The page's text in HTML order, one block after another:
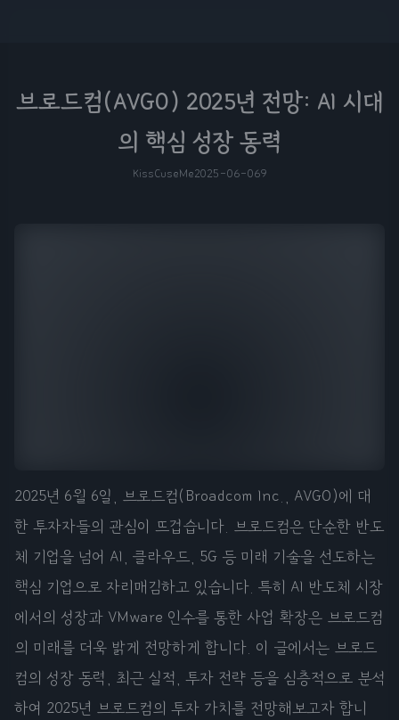
브로드컴(AVGO) 2025년 전망: AI 시대
의 핵심 성장 동력
KissCuseMe2025-06-069
2025년 6월 6일, 브로드컴(Broadcom Inc., AVGO)에 대
한 투자자들의 관심이 뜨겁습니다. 브로드컴은 단순한 반도
체 기업을 넘어 AI, 클라우드, 5G 등 미래 기술을 선도하는
핵심 기업으로 자리매김하고 있습니다. 특히 AI 반도체 시장
에서의 성장과 VMware 인수를 통한 사업 확장은 브로드컴
의 미래를 더욱 밝게 전망하게 합니다. 이 글에서는 브로드
컴의 성장 동력, 최근 실적, 투자 전략 등을 심층적으로 분석
하여 2025년 브로드컴의 투자 가치를 전망해보고자 합니